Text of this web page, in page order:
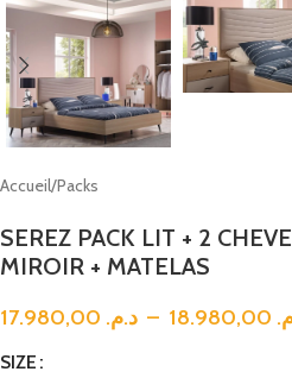
Accueil/Packs
SEREZ PACK LIT + 2
MIROIR + MATELAS
د.م. –
SIZE